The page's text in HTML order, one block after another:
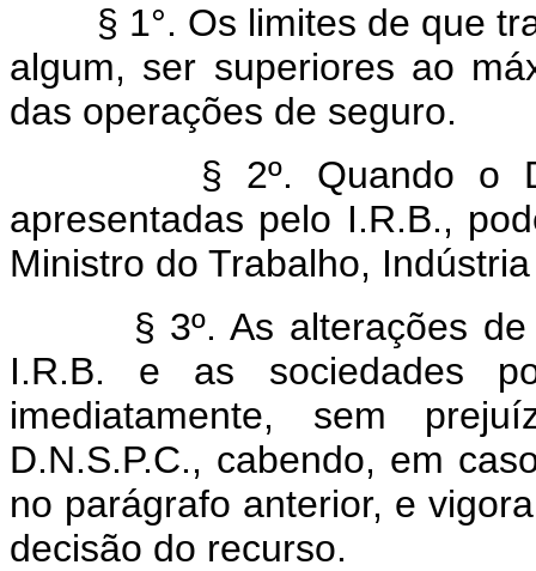
§ 1°. Os limites de que
algum, ser superiores ao
das operações de seguro.
§ 2º. Quando o
apresentadas pelo I.R.B.,
Ministro do Trabalho,
§ 3º. As alterações de
I.R.B. e as sociedades
imediatamente, sem
D.N.S.P.C., cabendo, em
no parágrafo anterior, e
decisão do recurso.